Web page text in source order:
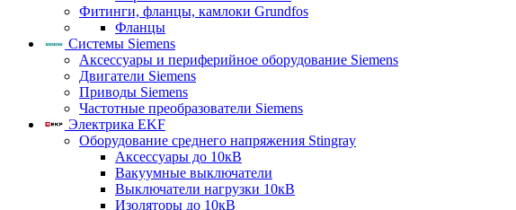
Фитинги, фланцы, камлоки Grundfos
Фланцы
Системы Siemens
Аксессуары и периферийное оборудование Siemens
Двигатели Siemens
Приводы Siemens
Частотные преобразователи Siemens
Электрика EKF
Оборудование среднего напряжения Stingray
Аксессуары до 10кВ
Вакуумные выключатели
Выключатели нагрузки 10кВ
Изоляторы до 10кВ